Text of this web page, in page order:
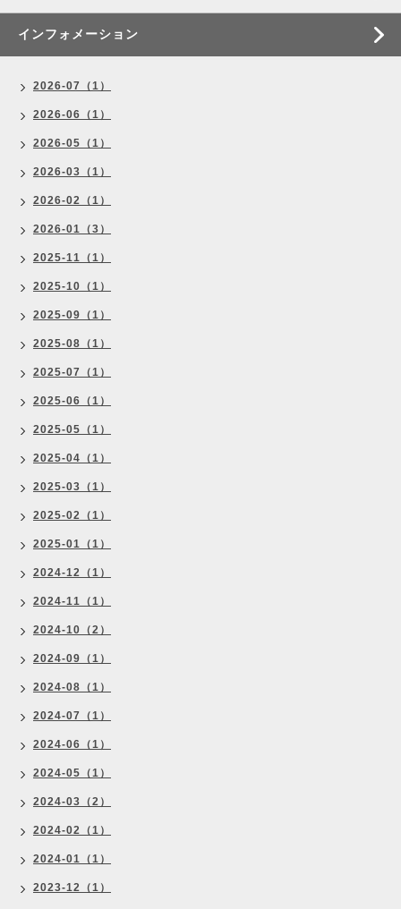
インフォメーション
2026-07（1）
2026-06（1）
2026-05（1）
2026-03（1）
2026-02（1）
2026-01（3）
2025-11（1）
2025-10（1）
2025-09（1）
2025-08（1）
2025-07（1）
2025-06（1）
2025-05（1）
2025-04（1）
2025-03（1）
2025-02（1）
2025-01（1）
2024-12（1）
2024-11（1）
2024-10（2）
2024-09（1）
2024-08（1）
2024-07（1）
2024-06（1）
2024-05（1）
2024-03（2）
2024-02（1）
2024-01（1）
2023-12（1）